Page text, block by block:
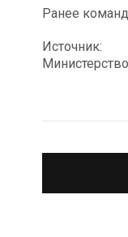
Ранее
Источник: